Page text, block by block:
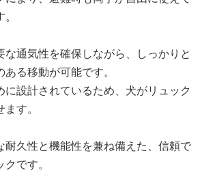
な通気性を確保しながら、しっかりと
る移動が可能です。
に設計されているため、犬がリュック
す。
耐久性と機能性を兼ね備えた、信頼で
です。